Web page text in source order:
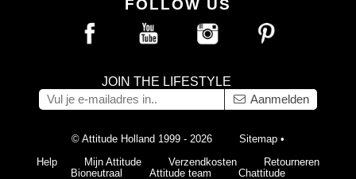
FOLLOW US
JOIN THE LIFESTYLE
Aanmelden
© Attitude Holland 1999 - 2026 Sitemap •
Help
Mijn Attitude Verzendkosten
Retourneren
Bioneutraal
Attitude team Chattitude